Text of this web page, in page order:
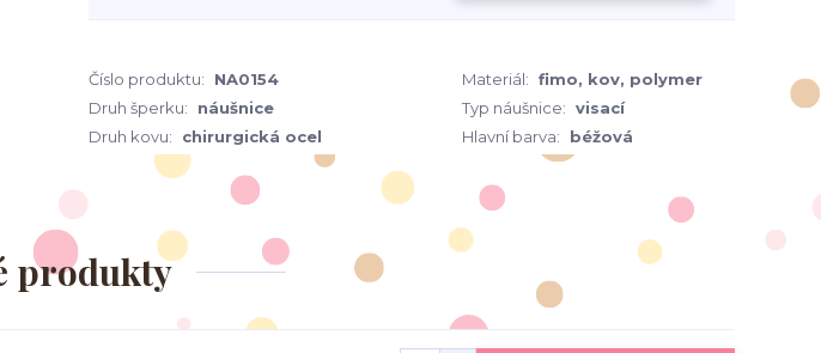
Číslo produktu: NA0154 Materiál: fimo, kov, polymer
Druh šperku:
náušnice Typ náušnice: visací
Druh kovu:
chirurgická ocel Hlavní barva: béžová
produkty